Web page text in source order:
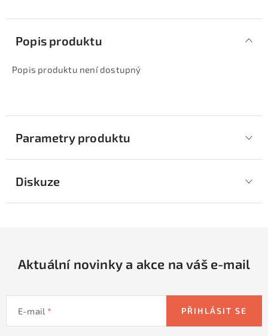
Popis produktu
Popis produktu není dostupný
Parametry produktu
Diskuze
Aktuální novinky a akce na váš e-mail
E-mail PŘIHLÁSIT SE